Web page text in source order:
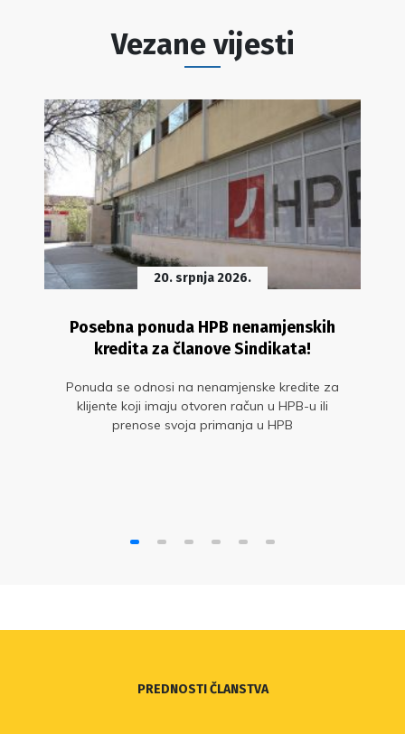
Vezane vijesti
20. srpnja 2026.
Posebna ponuda HPB nenamjenskih
kredita za članove Sindikata!
Ponuda se odnosi na nenamjenske kredite za
klijente koji imaju otvoren račun u HPB-u ili
prenose svoja primanja u HPB
PREDNOSTI ČLANSTVA